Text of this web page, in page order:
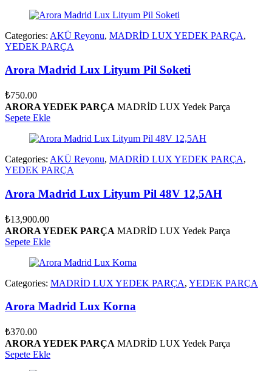
Categories: AKÜ Reyonu, MADRİD LUX YEDEK PARÇA,
YEDEK PARÇA
Arora Madrid Lux Lityum Pil Soketi
₺750.00
ARORA YEDEK PARÇA MADRİD LUX Yedek Parça
Sepete Ekle
Categories: AKÜ Reyonu, MADRİD LUX YEDEK PARÇA,
YEDEK PARÇA
Arora Madrid Lux Lityum Pil 48V 12,5AH
₺13,900.00
ARORA YEDEK PARÇA MADRİD LUX Yedek Parça
Sepete Ekle
Categories: MADRİD LUX YEDEK PARÇA, YEDEK PARÇA
Arora Madrid Lux Korna
₺370.00
ARORA YEDEK PARÇA MADRİD LUX Yedek Parça
Sepete Ekle